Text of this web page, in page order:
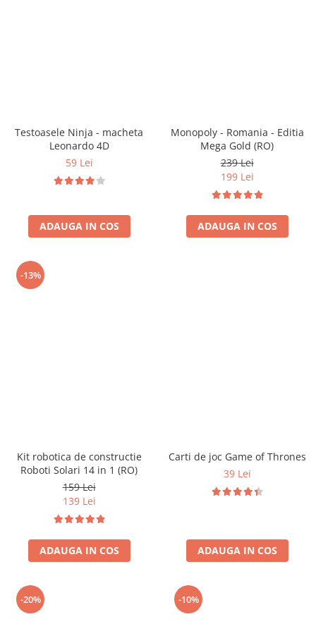
Dixit
Orchard Games
Carti de joc
Jocuri de masa
Jocuri de societate in limba
romana
Vezi toate jocurile de societate
Testoasele Ninja - macheta
Leonardo 4D
59 Lei
ADAUGA IN COS
Monopoly - Romania - Editia
Mega Gold (RO)
239 Lei
199 Lei
ADAUGA IN COS
-13%
Kit robotica de constructie
Roboti Solari 14 in 1 (RO)
159 Lei
139 Lei
ADAUGA IN COS
Carti de joc Game of Thrones
39 Lei
ADAUGA IN COS
-20% -10%